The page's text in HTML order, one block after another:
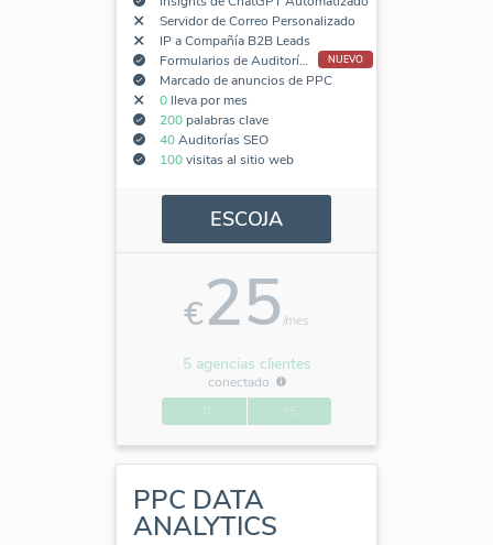
Servidor de Correo Personalizado
IP a Compañía B2B Leads
Formularios de Auditoría SEO Incorporados
NUEVO
Marcado de anuncios de PPC
0lleva por mes
200palabras clave
40Auditorías SEO
100visitas al sitio web
ESCOJA
€25/mes
5 agencias clientes
conectado
PPC DATA
ANALYTICS